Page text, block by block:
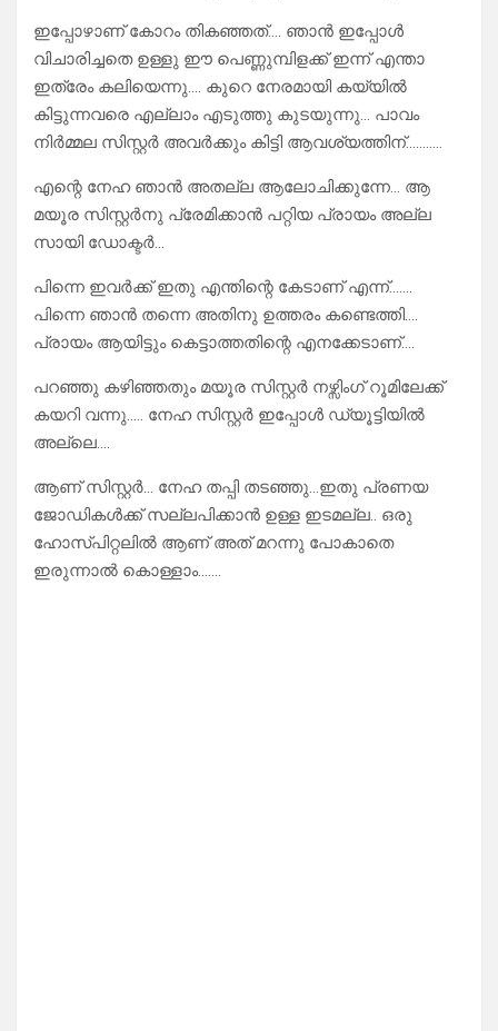
ഇപ്പോഴാണ് കോറം തികഞ്ഞത്…. ഞാൻ ഇപ്പോൾ
വിചാരിച്ചതെ ഉള്ളു ഈ പെണ്ണുമ്പിളക്ക് ഇന്ന് എന്താ
ഇത്രേം കലിയെന്നു…. കുറെ നേരമായി കയ്യിൽ
കിട്ടുന്നവരെ എല്ലാം എടുത്തു കുടയുന്നു… പാവം
നിർമ്മല സിസ്റ്റർ അവർക്കും കിട്ടി ആവശ്യത്തിന്………..
എന്റെ നേഹ ഞാൻ അതല്ല ആലോചിക്കുന്നേ… ആ
മയൂര സിസ്റ്റർനു പ്രേമിക്കാൻ പറ്റിയ പ്രായം അല്ല
സായി ഡോക്ടർ…
പിന്നെ ഇവർക്ക് ഇതു എന്തിന്റെ കേടാണ് എന്ന്…….
പിന്നെ ഞാൻ തന്നെ അതിനു ഉത്തരം കണ്ടെത്തി….
പ്രായം ആയിട്ടും കെട്ടാത്തതിന്റെ എനക്കേടാണ്….
പറഞ്ഞു കഴിഞ്ഞതും മയൂര സിസ്റ്റർ നഴ്സിംഗ് റൂമിലേക്ക്‌
കയറി വന്നു….. നേഹ സിസ്റ്റർ ഇപ്പോൾ ഡ്യൂട്ടിയിൽ
അല്ലെ….
ആണ് സിസ്റ്റർ… നേഹ തപ്പി തടഞ്ഞു…ഇതു പ്രണയ
ജോഡികൾക്ക് സല്ലപിക്കാൻ ഉള്ള ഇടമല്ല.. ഒരു
ഹോസ്പിറ്റലിൽ ആണ് അത് മറന്നു പോകാതെ
ഇരുന്നാൽ കൊള്ളാം…….